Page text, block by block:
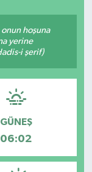
hoşuna
yerine
i şerif)
GÜNEŞ
06:02